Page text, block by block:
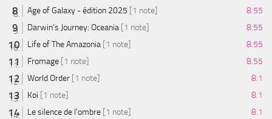
Age of Galaxy - édition 2025 [1 note]
8.55
Darwin's Journey: Oceania [1 note]
8.55
Life of The Amazonia [1 note]
8.55
Fromage [1 note]
8.55
World Order [1 note]
8.1
Koi [1 note]
8.1
Le silence de l'ombre [1 note]
8.1